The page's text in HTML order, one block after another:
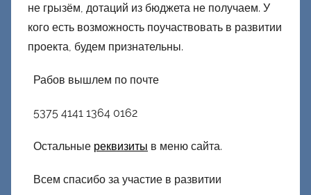
не грызём, дотаций из бюджета не получаем. У
кого есть возможность поучаствовать в развитии
проекта, будем признательны.
Рабов вышлем по почте
5375 4141 1364 0162
Остальные реквизиты в меню сайта.
Всем спасибо за участие в развитии